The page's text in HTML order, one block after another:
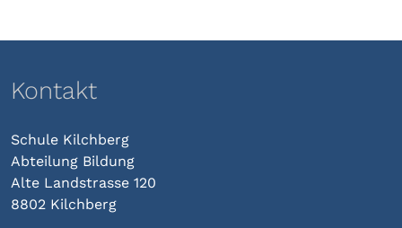
Kontakt
Schule Kilchberg
Abteilung Bildung
Alte Landstrasse 120
8802 Kilchberg